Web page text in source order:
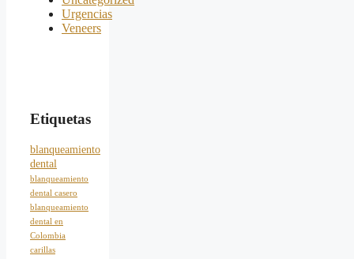
Urgencias
Veneers
Etiquetas
blanqueamiento
dental
blanqueamiento
dental casero
blanqueamiento
dental en
Colombia
carillas